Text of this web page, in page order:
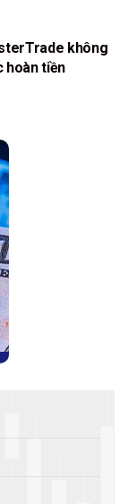
không
hoàn tiền